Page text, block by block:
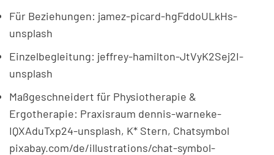
Für Beziehungen: jamez-picard-hgFddoULkHs-
unsplash
Einzelbegleitung: jeffrey-hamilton-JtVyK2Sej2I-
unsplash
Maßgeschneidert für Physiotherapie &
Ergotherapie: Praxisraum dennis-warneke-
IQXAduTxp24-unsplash, K* Stern, Chatsymbol
pixabay.com/de/illustrations/chat-symbol-